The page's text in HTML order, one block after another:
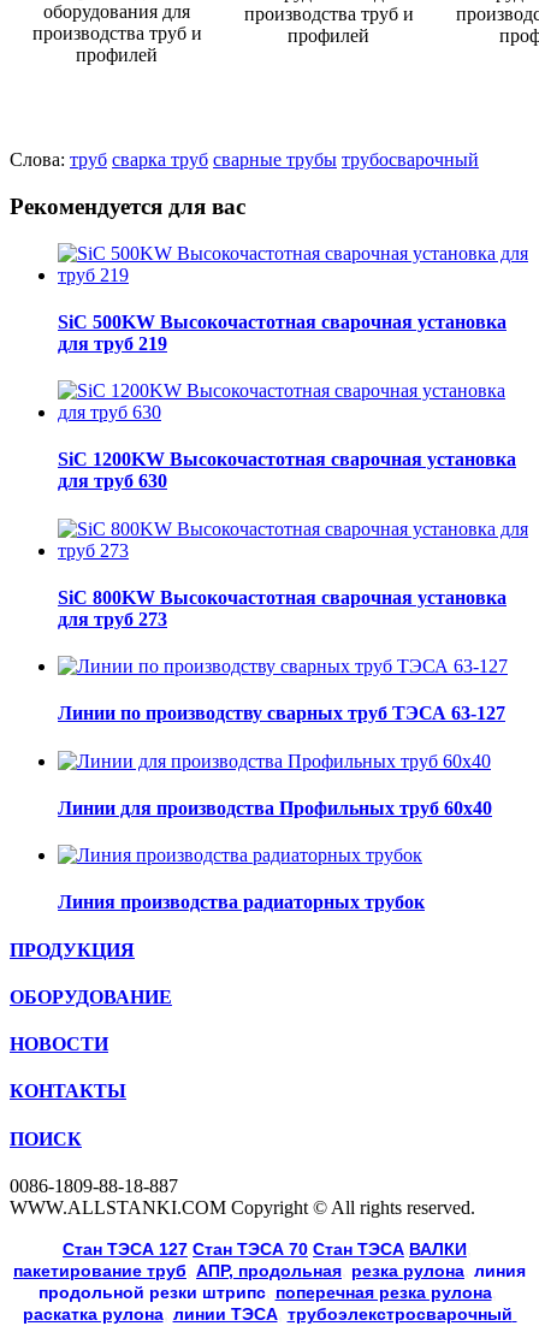
Слова: труб сварка труб сварные трубы трубосварочный
Рекомендуется для вас
SiC 500KW Высокочастотная сварочная установка
для труб 219
SiC 1200KW Высокочастотная сварочная установка
для труб 630
SiC 800KW Высокочастотная сварочная установка
для труб 273
Линии по производству сварных труб ТЭСА 63-127
Линии для производства Профильных труб 60х40
Линия производства радиаторных трубок
ПРОДУКЦИЯ
ОБОРУДОВАНИЕ
НОВОСТИ
КОНТАКТЫ
ПОИСК
0086-1809-88-18-887
WWW.ALLSTANKI.COM Copyright © All rights reserved.
Cтан ТЭСА 127 Cтан ТЭСА 70 Cтан ТЭСА ВАЛКИ
пакетирование труб АПР, продольная резка рулона линия
продольной резки штрипс, поперечная резка рулона
раскатка рулона, линии ТЭСА, трубоэлекстросварочный